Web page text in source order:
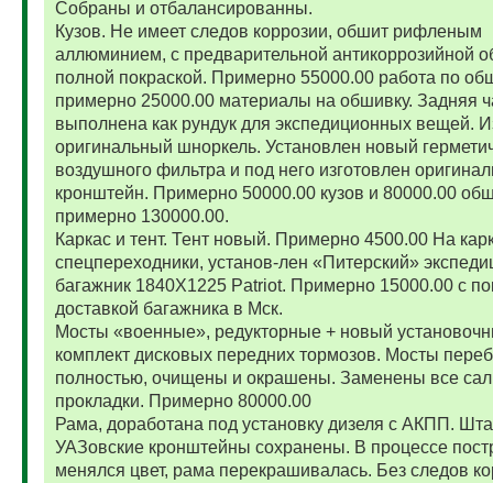
Собраны и отбалансированны.
Кузов. Не имеет следов коррозии, обшит рифленым
аллюминием, с предварительной антикоррозийной
полной покраской. Примерно 55000.00 работа по
примерно 25000.00 материалы на обшивку. Задняя
выполнена как рундук для экспедиционных вещей.
оригинальный шноркель. Установлен новый
воздушного фильтра и под него изготовлен
кронштейн. Примерно 50000.00 кузов и 80000.00
примерно 130000.00.
Каркас и тент. Тент новый. Примерно 4500.00 На
спецпереходники, установ-лен «Питерский»
багажник 1840Х1225 Patriot. Примерно 15000.00 с
доставкой багажника в Мск.
Мосты «военные», редукторные + новый
комплект дисковых передних тормозов. Мосты
полностью, очищены и окрашены. Заменены все
прокладки. Примерно 80000.00
Рама, доработана под установку дизеля с АКПП.
УАЗовские кронштейны сохранены. В процессе
менялся цвет, рама перекрашивалась. Без следов